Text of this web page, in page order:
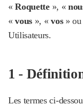
«Roquette», «
«vous », «vos» ou
Utilisateurs.
‍1 -
Les termes ci-